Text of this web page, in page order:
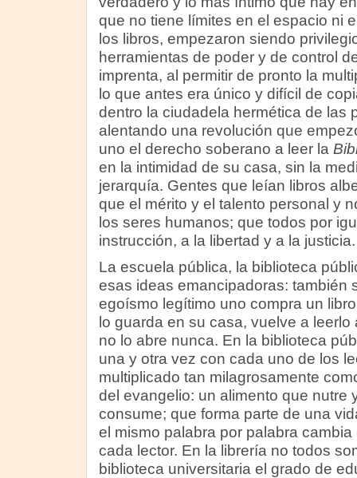
que no tiene límites en el espacio ni
los libros, empezaron siendo
herramientas de poder y de control
imprenta, al permitir de pronto la
lo que antes era único y difícil de
dentro la ciudadela hermética de las
alentando una revolución que
uno el derecho soberano a leer la
en la intimidad de su casa, sin la
jerarquía. Gentes que leían libros
que el mérito y el talento personal y
los seres humanos; que todos por
instrucción, a la libertad y a la justicia.
La escuela pública, la biblioteca
esas ideas emancipadoras: también
egoísmo legítimo uno compra un
lo guarda en su casa, vuelve a
no lo abre nunca. En la biblioteca
una y otra vez con cada uno de los
multiplicado tan milagrosamente
del evangelio: un alimento que nutre
consume; que forma parte de una
el mismo palabra por palabra
cada lector. En la librería no todos
biblioteca universitaria el grado de